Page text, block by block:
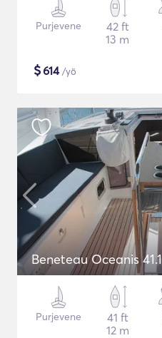
Purjevene
42 ft
13 m
$614/yö
Beneteau Oceanis 41.1
Purjevene
41 ft
12 m